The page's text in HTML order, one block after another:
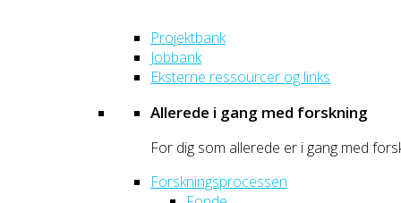
Projektbank
Jobbank
Eksterne ressourcer og links
Allerede i gang med forskning
For dig som allerede er i gang med
Forskningsprocessen